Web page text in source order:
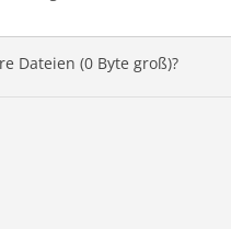
Dateien (0 Byte groß)?